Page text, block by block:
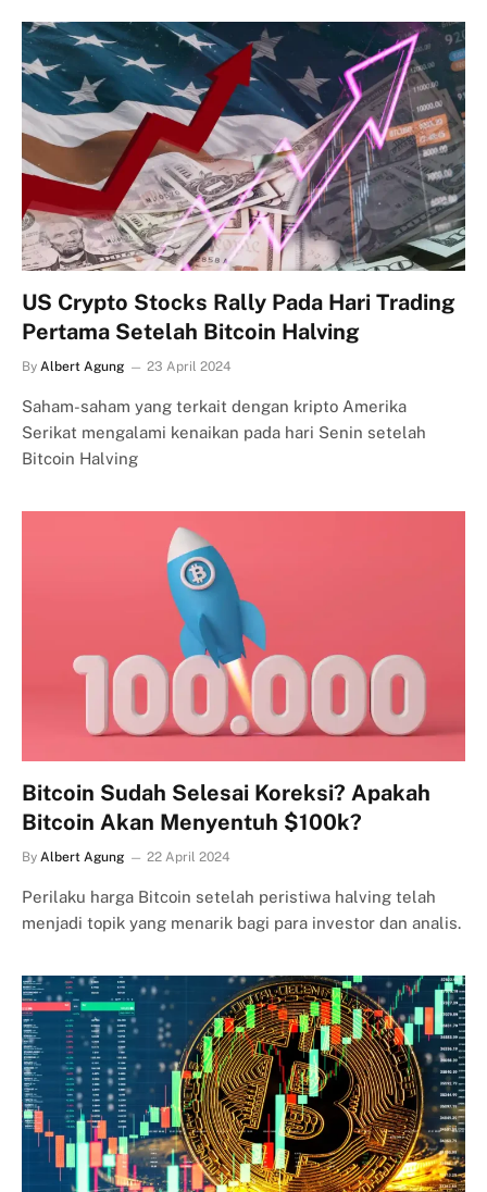
US Crypto Stocks Rally Pada Hari Trading
Pertama Setelah Bitcoin Halving
By Albert Agung 23 April 2024
Saham-saham yang terkait dengan kripto Amerika
Serikat mengalami kenaikan pada hari Senin setelah
Bitcoin Halving
Bitcoin Sudah Selesai Koreksi? Apakah
Bitcoin Akan Menyentuh $100k?
By Albert Agung 22 April 2024
Perilaku harga Bitcoin setelah peristiwa halving telah
menjadi topik yang menarik bagi para investor dan analis.